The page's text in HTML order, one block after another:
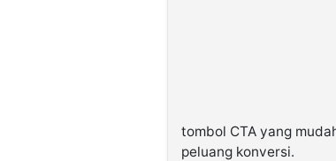
tombol CTA yang
peluang konversi.